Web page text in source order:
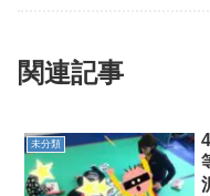
関連記事
未分類